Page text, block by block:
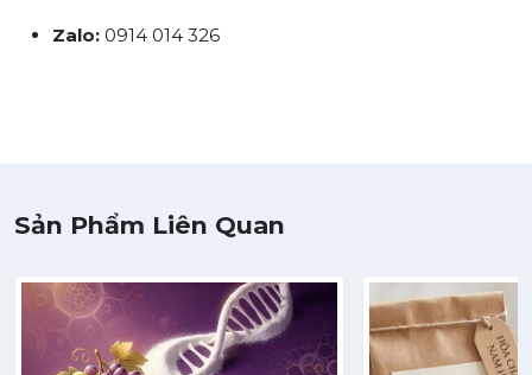
Zalo: 0914 014 326
Sản Phẩm Liên Quan